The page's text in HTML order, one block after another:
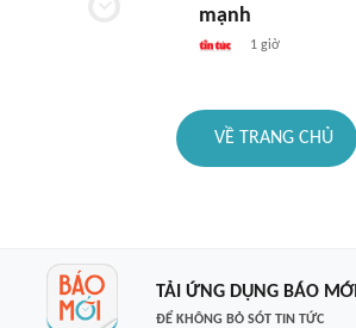
mạnh
1 giờ
VỀ TRANG CHỦ
TẢI ỨNG DỤNG BÁO MỚI
ĐỂ KHÔNG BỎ SÓT TIN TỨC